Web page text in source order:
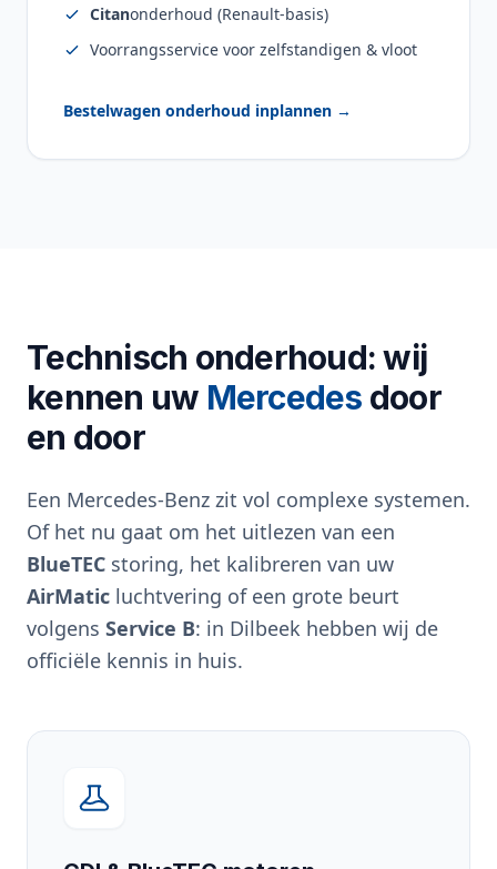
Citanonderhoud (Renault-basis)
Voorrangsservice voor zelfstandigen & vloot
Bestelwagen onderhoud inplannen →
Technisch onderhoud: wij
kennen uw Mercedes door
en door
Een Mercedes-Benz zit vol complexe systemen.
Of het nu gaat om het uitlezen van een
BlueTEC storing, het kalibreren van uw
AirMatic luchtvering of een grote beurt
volgens Service B: in Dilbeek hebben wij de
officiële kennis in huis.